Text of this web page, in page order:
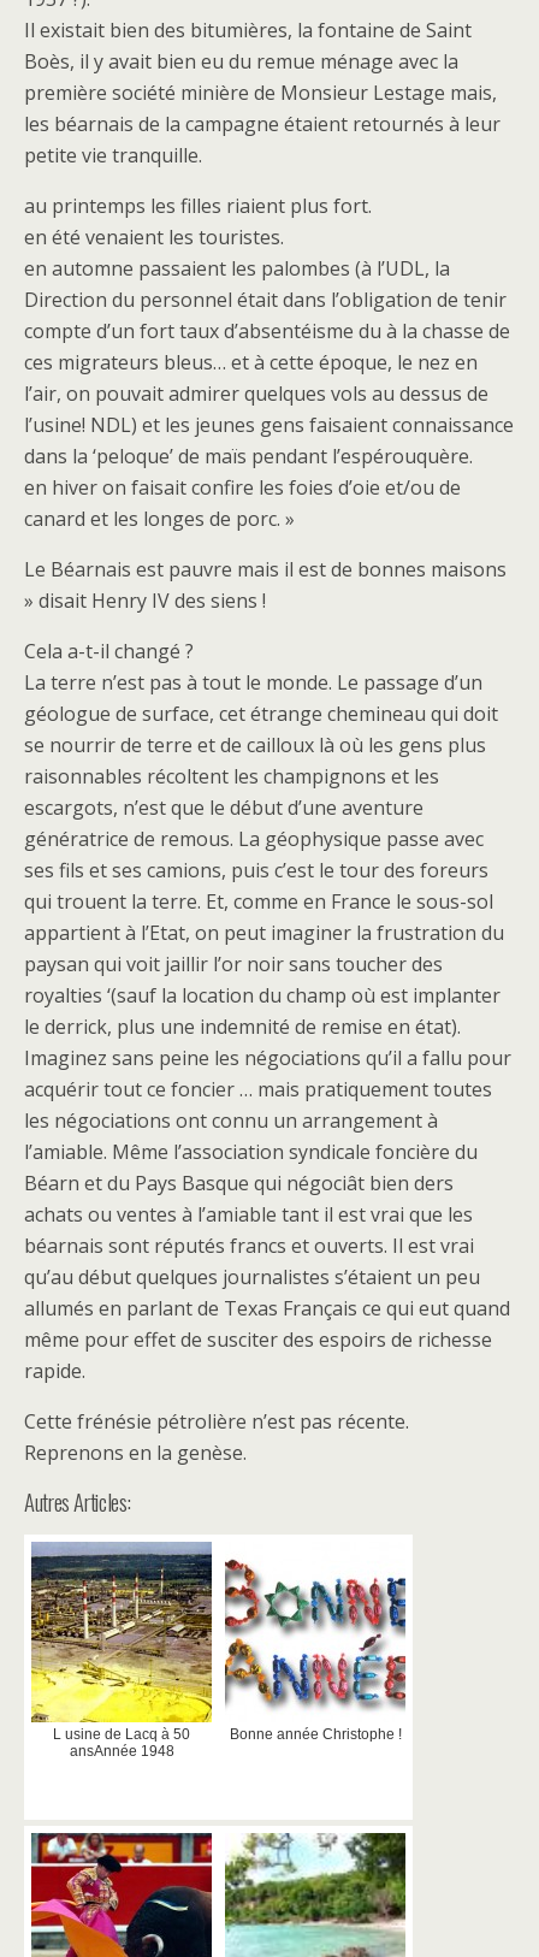
Il existait bien des bitumières, la fontaine de Saint
Boès, il y avait bien eu du remue ménage avec la
première société minière de Monsieur Lestage mais,
les béarnais de la campagne étaient retournés à leur
petite vie tranquille.
au printemps les filles riaient plus fort.
en été venaient les touristes.
en automne passaient les palombes (à l’UDL, la
Direction du personnel était dans l’obligation de tenir
compte d’un fort taux d’absentéisme du à la chasse de
ces migrateurs bleus… et à cette époque, le nez en
l’air, on pouvait admirer quelques vols au dessus de
l’usine! NDL) et les jeunes gens faisaient connaissance
dans la ‘peloque’ de maïs pendant l’espérouquère.
en hiver on faisait confire les foies d’oie et/ou de
canard et les longes de porc. »
Le Béarnais est pauvre mais il est de bonnes maisons
» disait Henry IV des siens !
Cela a-t-il changé ?
La terre n’est pas à tout le monde. Le passage d’un
géologue de surface, cet étrange chemineau qui doit
se nourrir de terre et de cailloux là où les gens plus
raisonnables récoltent les champignons et les
escargots, n’est que le début d’une aventure
génératrice de remous. La géophysique passe avec
ses fils et ses camions, puis c’est le tour des foreurs
qui trouent la terre. Et, comme en France le sous-sol
appartient à l’Etat, on peut imaginer la frustration du
paysan qui voit jaillir l’or noir sans toucher des
royalties ‘(sauf la location du champ où est implanter
le derrick, plus une indemnité de remise en état).
Imaginez sans peine les négociations qu’il a fallu pour
acquérir tout ce foncier … mais pratiquement toutes
les négociations ont connu un arrangement à
l’amiable. Même l’association syndicale foncière du
Béarn et du Pays Basque qui négociât bien ders
achats ou ventes à l’amiable tant il est vrai que les
béarnais sont réputés francs et ouverts. Il est vrai
qu’au début quelques journalistes s’étaient un peu
allumés en parlant de Texas Français ce qui eut quand
même pour effet de susciter des espoirs de richesse
rapide.
Cette frénésie pétrolière n’est pas récente.
Reprenons en la genèse.
Autres Articles:
L usine de Lacq à 50
ansAnnée 1948
Bonne année Christophe !